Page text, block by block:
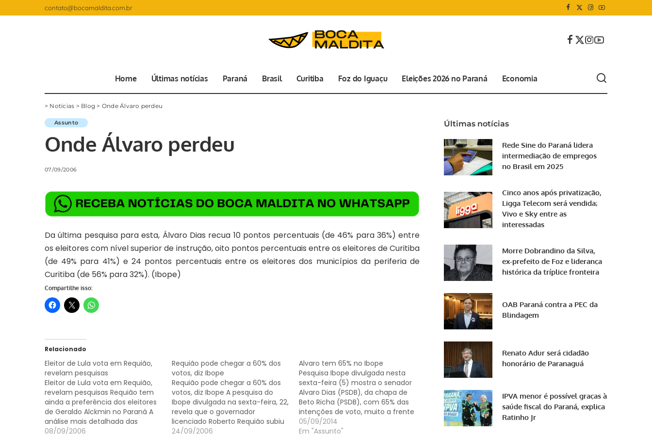
contato@bocamaldita.com.br
Home Últimas notícias Paraná Brasil Curitiba Foz do Iguaçu Eleições 2026 no Paraná Economia
> Notícias > Blog > Onde Álvaro perdeu
Assunto
Onde Álvaro perdeu
07/09/2006
Da última pesquisa para esta, Álvaro Dias recua 10 pontos percentuais (de 46% para 36%) entre
os eleitores com nível superior de instrução, oito pontos percentuais entre os eleitores de Curitiba
(de 49% para 41%) e 24 pontos percentuais entre os eleitores dos municípios da periferia de
Curitiba (de 56% para 32%). (Ibope)
Compartilhe isso:
Relacionado
Eleitor de Lula vota em Requião,
revelam pesquisas
Eleitor de Lula vota em Requião,
revelam pesquisas Requião tem
ainda a preferência dos eleitores
de Geraldo Alckmin no Paraná A
análise mais detalhada das
pesquisas que confirmaram a
08/09/2006
Requião pode chegar a 60% dos
votos, diz Ibope
Requião pode chegar a 60% dos
votos, diz Ibope A pesquisa do
Ibope divulgada na sexta-feira, 22,
revela que o governador
licenciado Roberto Requião subiu
no número de votos espontâneos
24/09/2006
Alvaro tem 65% no Ibope
Pesquisa Ibope divulgada nesta
sexta-feira (5) mostra o senador
Alvaro Dias (PSDB), da chapa de
Beto Richa (PSDB), com 65% das
intenções de voto, muito a frente
de seus adversários na disputa ao
Senado. Ricardo Gomyde
05/09/2014
Em "Assunto"
Últimas notícias
Rede Sine do Paraná lidera
intermediação de empregos
no Brasil em 2025
Cinco anos após privatização,
Ligga Telecom será vendida;
Vivo e Sky entre as
interessadas
Morre Dobrandino da Silva,
ex-prefeito de Foz e liderança
histórica da tríplice fronteira
OAB Paraná contra a PEC da
Blindagem
Renato Adur será cidadão
honorário de Paranaguá
IPVA menor é possível graças à
saúde fiscal do Paraná, explica
Ratinho Jr